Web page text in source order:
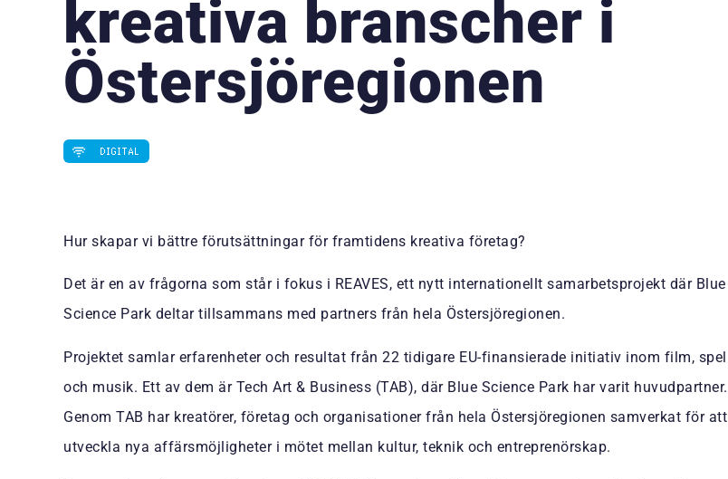
kreativa branscher i
Östersjöregionen
DIGITAL
Hur skapar vi bättre förutsättningar för framtidens kreativa företag?
Det är en av frågorna som står i fokus i REAVES, ett nytt internationellt samarbetsprojekt där Blue
Science Park deltar tillsammans med partners från hela Östersjöregionen.
Projektet samlar erfarenheter och resultat från 22 tidigare EU-finansierade initiativ inom film, spel
och musik. Ett av dem är Tech Art & Business (TAB), där Blue Science Park har varit huvudpartner.
Genom TAB har kreatörer, företag och organisationer från hela Östersjöregionen samverkat för att
utveckla nya affärsmöjligheter i mötet mellan kultur, teknik och entreprenörskap.